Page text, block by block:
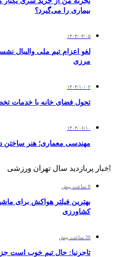
بیماری را می‌گیرد؟
۱۴۰۴/۰۴/۰۵
لغو اعزام تیم ملی والیبال
مرزی
۱۴۰۴/۱۰/۰۲
تحول فضای خانه با خدمات
۱۴۰۴/۰۶/۱۰
مهندسی معماری؛ هنر ساختن
اخبار پربازدید سال تهران ورزشی
8 ساعت پیش
بهترین فیلتر هواکش برای
کشاورزی
20 ساعت پیش
تاجرنیا: حال تیم خوب است